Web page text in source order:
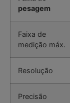
pesagem
Faixa de
medição máx.
Resolução
Precisão